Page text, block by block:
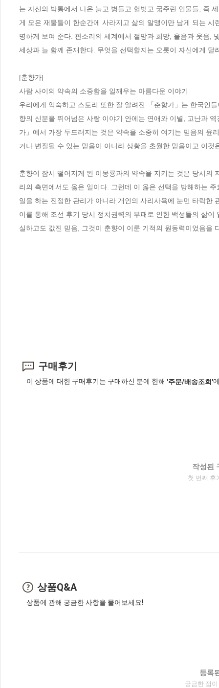
는 자신의 박통에서 나온 늙고 병들고 헐벗고 굶주린 인물들, 즉
게 모은 재물들이 한순간에 사라지고 삶의 알맹이만 남게 되는
명하게 보여 준다. 판소리의 세계에서 절망과 희망, 울음과 웃음,
세상과 늘 함께 존재한다. 무엇을 선택할지는 오롯이 자신에게 달
[춘향가]
사람 사이의 약속의 소중함을 일깨우는 아름다운 이야기
우리에게 익숙하고 스토리 또한 잘 알려진 「춘향가」는 한국인
향의 신분을 뛰어넘은 사랑 이야기 안에는 연애와 이별, 고난과
가」에서 가장 두드러지는 것은 약속을 소중히 여기는 믿음의 윤
거나 변질될 수 있는 믿음이 아니라 상황을 초월한 믿음이고 이것
춘향이 잠시 떨어지게 된 이몽룡과의 약속을 지키는 것은 당시의
리의 측면에서도 옳은 일이다. 그런데 이 옳은 선택을 방해하는
일을 하는 진정한 관리가 아니라 개인의 사리사욕에 눈먼 타락한
이를 통해 조선 후기 당시 정치권력의 부패로 인한 백성들의 삶
실하고도 값진 믿음, 그것이 춘향이 이룬 기적의 원동력이었음을
구매후기
이 상품에 대한 구매후기는 구매하신 분에 한해 '주문/배송조회'
작성된
첫 번째 후
상품Q&A
상품에 관해 궁금한 사항을 물어보세요!
등록
궁금한 점